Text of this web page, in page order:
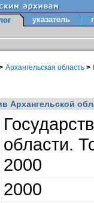
указатель
Архангельская область >
Архангельской
области.
2000
2000